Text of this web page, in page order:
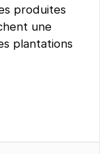
produites
une
plantations